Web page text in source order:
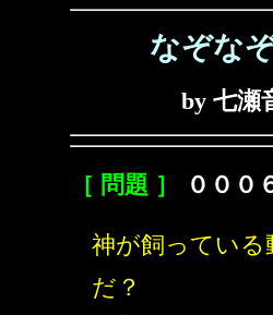
なぞな
by 七瀬
［ 問題 ］ ０００
神が飼っている
だ？